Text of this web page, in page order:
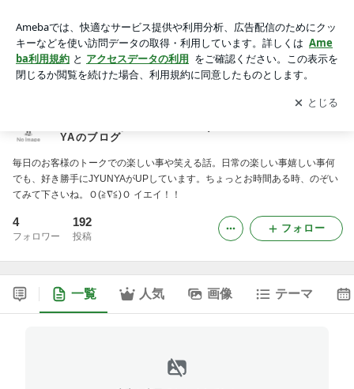
つになったヘアサロン)サロンドサカエ JYUNYAのブログ
アプリをダウンロードして ブログの更新通知
を受け取りまし
ょう。
開く
YAのブログ
毎日のお客様のトークでの楽しい事や笑える話。日常の楽しい事嬉しい事何
でも、好き勝手にJYUNYAがUPしています。ちょっとお時間ある時、のぞい
てみて下さいね。Ｏ(≧∇≦)Ｏ イエイ！！
4
フォロワー
192
投稿
フォロー
一覧 人気 画像 テーマ